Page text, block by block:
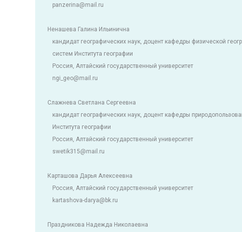
panzerina@mail.ru
Ненашева Галина Ильинична
кандидат географических наук, доцент кафедры физической
систем Института географии
Россия, Алтайский государственный университет
ngi_geo@mail.ru
Слажнева Светлана Сергеевна
кандидат географических наук, доцент кафедры
Института географии
Россия, Алтайский государственный университет
swetik315@mail.ru
Карташова Дарья Алексеевна
Россия, Алтайский государственный университет
kartashova-darya@bk.ru
Праздникова Надежда Николаевна